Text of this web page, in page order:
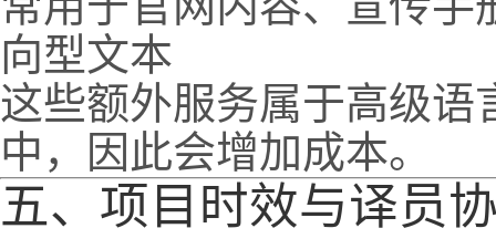
向型文本
这些额外服务属于高级
中，因此会增加成本。
五、项目时效与译员